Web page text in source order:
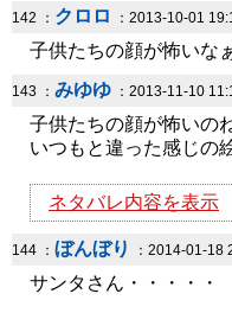
142 ： クロロ ：2013-10-01
子供たちの顔が怖いな
143 ： みゆゆ ：2013-11-10
子供たちの顔が怖いの
いつもと違った感じの
ネタバレ内容を表示
144 ： ぼんぼり ：2014-01-18
サンタさん・・・・・